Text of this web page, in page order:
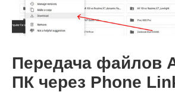
Передача файлов
ПК через Phone